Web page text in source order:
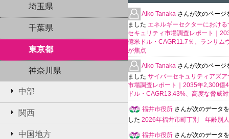
埼玉県
千葉県
東京都
神奈川県
中部
関西
中国地方
Aiko Tanaka さんが次のページ
ました エネルギーセクターにおけ
セキュリティ市場調査レポート｜
億米ドル・CAGR11.7％、ランサム
が焦点
Aiko Tanaka さんが次のページ
ました サイバーセキュリティアズア
市場調査レポート｜2035年2,300億
ドル・CAGR13.43%、高度な脅威
福井市役所 さんが次のデータ
した 2026年福井市町丁別 年齢別
福井市役所 さんが次のデータ